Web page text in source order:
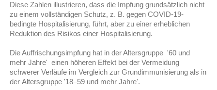
Diese Zahlen illustrieren, dass die Impfung grundsätzlich nicht
zu einem vollständigen Schutz, z. B. gegen COVID-19-
bedingte Hospitalisierung, führt, aber zu einer erheblichen
Reduktion des Risikos einer Hospitalisierung.
Die Auffrischungsimpfung hat in der Altersgruppe '60 und
mehr Jahre' einen höheren Effekt bei der Vermeidung
schwerer Verläufe im Vergleich zur Grundimmunisierung als in
der Altersgruppe '18–59 und mehr Jahre'.